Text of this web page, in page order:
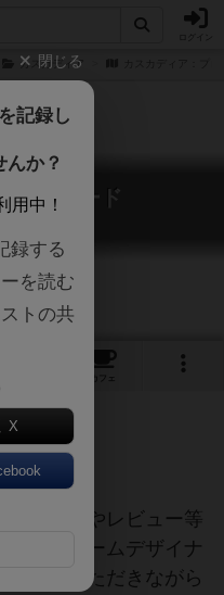
カスカディア
ロモカード
Cards
カフェ
さい
品説明文やレビュー等
務局・ゲームデザイナ
力をいただきながら
閉じる
記録し
んか？
用中！
録する
を読む
トの共
X